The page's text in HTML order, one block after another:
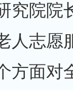
究院院
人志愿
方面对